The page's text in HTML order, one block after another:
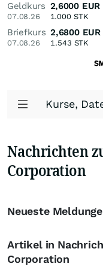
Geldkurs
07.08.26
2,6000 EUR
1.000STK
Briefkurs
07.08.26
2,6800 EUR
1.543 STK
Kurse,
Nachrichten
Corporation
Neueste
Artikel in
Corporation